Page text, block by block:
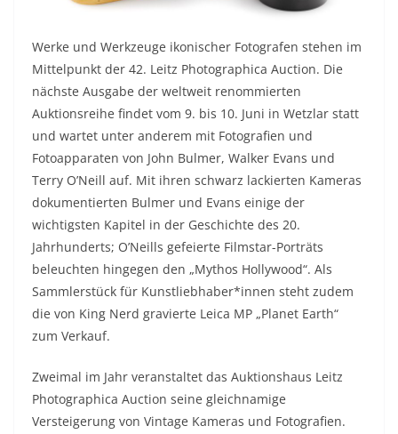
Werke und Werkzeuge ikonischer Fotografen stehen im
Mittelpunkt der 42. Leitz Photographica Auction. Die
nächste Ausgabe der weltweit renommierten
Auktionsreihe findet vom 9. bis 10. Juni in Wetzlar statt
und wartet unter anderem mit Fotografien und
Fotoapparaten von John Bulmer, Walker Evans und
Terry O’Neill auf. Mit ihren schwarz lackierten Kameras
dokumentierten Bulmer und Evans einige der
wichtigsten Kapitel in der Geschichte des 20.
Jahrhunderts; O’Neills gefeierte Filmstar-Porträts
beleuchten hingegen den „Mythos Hollywood“. Als
Sammlerstück für Kunstliebhaber*innen steht zudem
die von King Nerd gravierte Leica MP „Planet Earth“
zum Verkauf.
Zweimal im Jahr veranstaltet das Auktionshaus Leitz
Photographica Auction seine gleichnamige
Versteigerung von Vintage Kameras und Fotografien.